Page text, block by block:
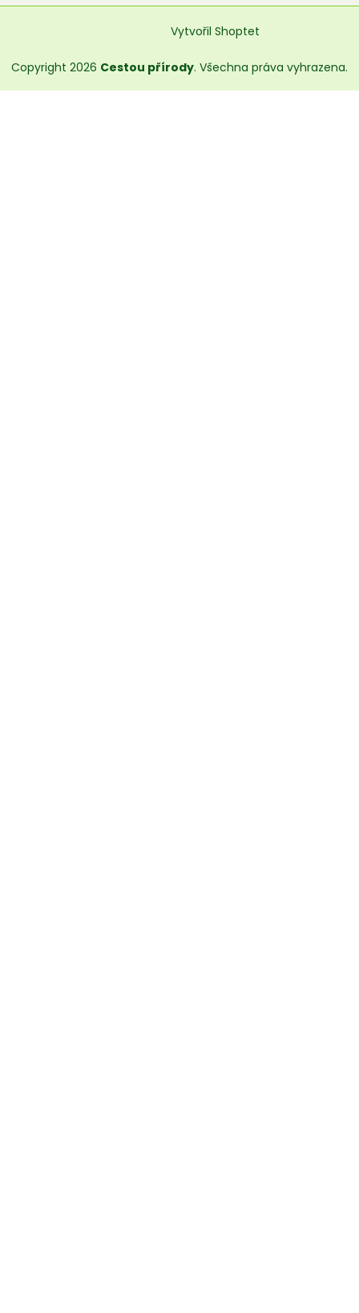
Vytvořil Shoptet
Copyright 2026 Cestou přírody. Všechna práva vyhrazena.